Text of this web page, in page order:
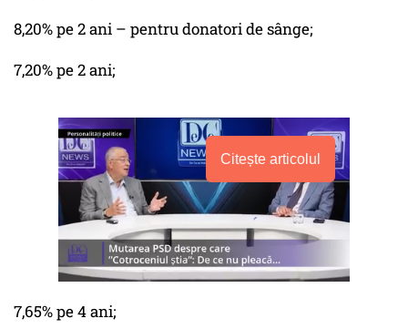
8,20% pe 2 ani – pentru donatori de sânge;
7,20% pe 2 ani;
Citește articolul
7,65% pe 4 ani;